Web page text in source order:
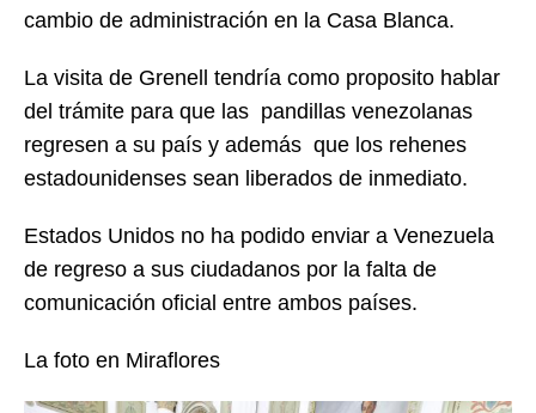
cambio de administración en la Casa Blanca.
La visita de Grenell tendría como proposito hablar
del trámite para que las pandillas venezolanas
regresen a su país y además que los rehenes
estadounidenses sean liberados de inmediato.
Estados Unidos no ha podido enviar a Venezuela
de regreso a sus ciudadanos por la falta de
comunicación oficial entre ambos países.
La foto en Miraflores